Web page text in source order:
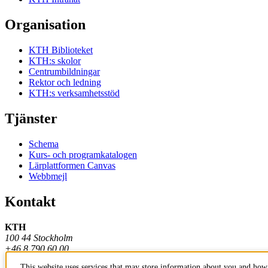
Organisation
KTH Biblioteket
KTH:s skolor
Centrumbildningar
Rektor och ledning
KTH:s verksamhetsstöd
Tjänster
Schema
Kurs- och programkatalogen
Lärplattformen Canvas
Webbmejl
Kontakt
KTH
100 44 Stockholm
+46 8 790 60 00